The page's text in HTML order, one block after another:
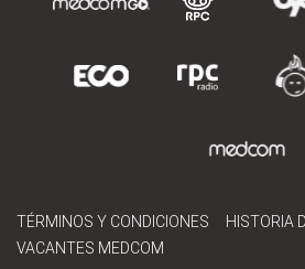
TÉRMINOS Y CONDICIONES
HISTORIA
VACANTES MEDCOM